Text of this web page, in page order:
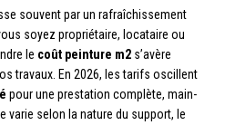
souvent par un rafraîchissement
soyez propriétaire, locataire ou
le coût peinture m2 s’avère
travaux. En 2026, les tarifs oscillent
pour une prestation complète, main-
varie selon la nature du support, le